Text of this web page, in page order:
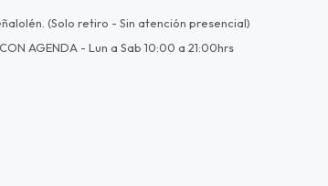
(Solo retiro - Sin atención presencial)
AGENDA - Lun a Sab 10:00 a 21:00hrs